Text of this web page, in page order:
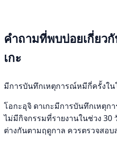
คำถามที่พบบ่อยเกี่ยว
เกะ
มีการบันทึกเหตุการณ์หมีกี่ครั้งใน
โอกะอุจิ ดาเกะมีการบันทึกเหตุ
ไม่มีกิจกรรมที่รายงานในช่วง
ต่างกันตามฤดูกาล ควรตรวจสอ